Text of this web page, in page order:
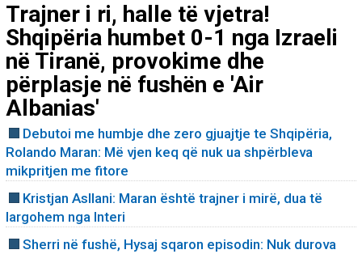
Trajner i ri, halle të vjetra!
Shqipëria humbet 0-1 nga Izraeli
në Tiranë, provokime dhe
përplasje në fushën e 'Air
Albanias'
Debutoi me humbje dhe zero gjuajtje te Shqipëria,
Rolando Maran: Më vjen keq që nuk ua shpërbleva
mikpritjen me fitore
Kristjan Asllani: Maran është trajner i mirë, dua të
largohem nga Interi
Sherri në fushë, Hysaj sqaron episodin: Nuk durova